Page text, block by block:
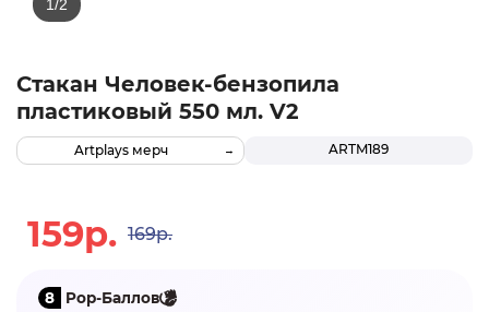
Стакан Человек-бензопила
пластиковый 550 мл. V2
ARTM189
Artplays мерч
159р. 169р.
8 Pop-Баллов